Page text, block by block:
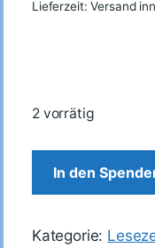
Lieferzeit: Versand
2 vorrätig
In den
Kategorie: